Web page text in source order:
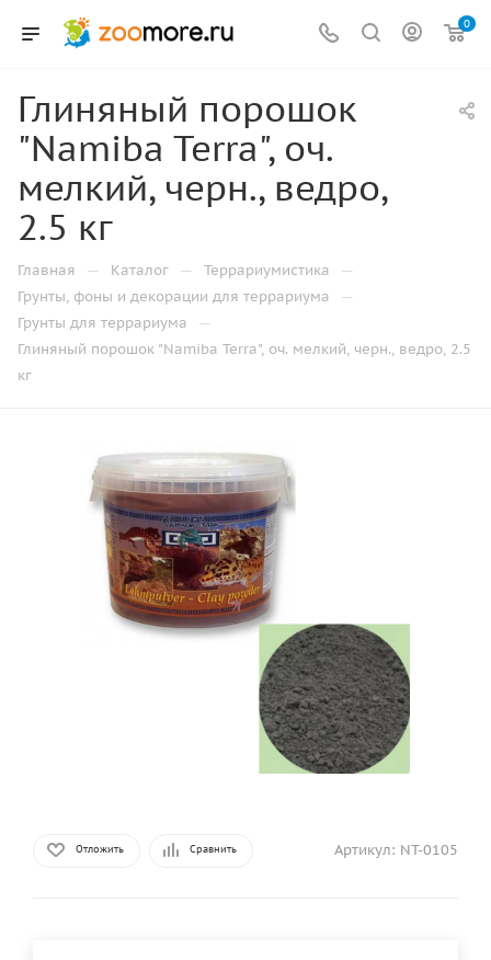
0
Глиняный порошок
"Namiba Terra", оч.
мелкий, черн., ведро,
2.5 кг
Главная — Каталог — Террариумистика —
Грунты, фоны и декорации для террариума —
Грунты для террариума —
Глиняный порошок "Namiba Terra", оч. мелкий, черн., ведро, 2.5
кг
Отложить Сравнить Артикул: NT-0105